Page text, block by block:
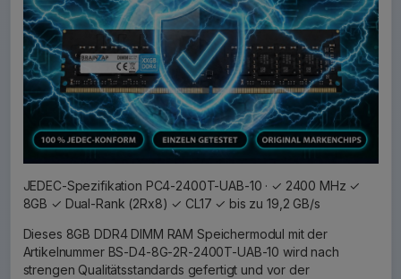
JEDEC-Spezifikation PC4-2400T-UAB-10 · ✓ 2400 MHz ✓
8GB ✓ Dual-Rank (2Rx8) ✓ CL17 ✓ bis zu 19,2 GB/s
Dieses 8GB DDR4 DIMM RAM Speichermodul mit der
Artikelnummer BS-D4-8G-2R-2400T-UAB-10 wird nach
strengen Qualitätsstandards gefertigt und vor der